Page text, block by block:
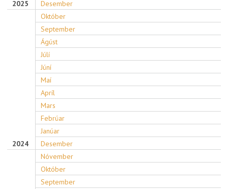
2025
Desember
Október
September
Ágúst
Júlí
Júní
Maí
Apríl
Mars
Febrúar
Janúar
2024
Desember
Nóvember
Október
September